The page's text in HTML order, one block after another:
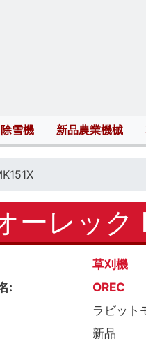
除雪機 新品農業機械
レック
草刈機
OREC
ラビット
新品